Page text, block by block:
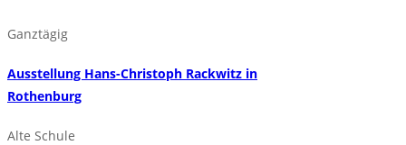
Ganztägig
Ausstellung Hans-Christoph Rackwitz in
Rothenburg
Alte Schule